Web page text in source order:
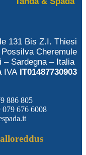
131 Bis Z.I. Thiesi
Cheremule
– Sardegna – Italia
IVA IT01487730903
886 805
676 6008